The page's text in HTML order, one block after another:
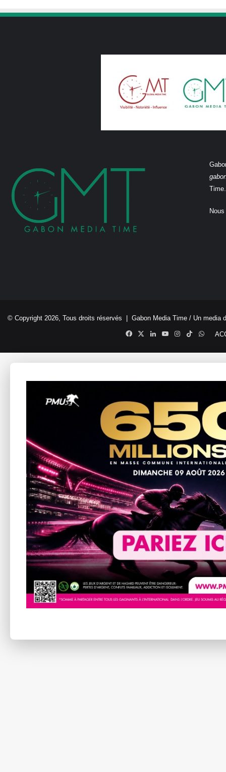
Time.
© Copyright 2026, Tous droits réservés | Gabon Media Time / Un media
Facebook
X LinkedinYouTubeInstagram
TikTok